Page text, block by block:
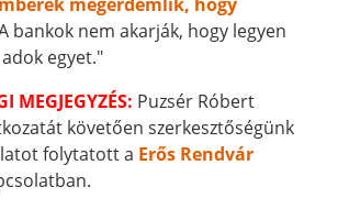
bankok nem akarják, hogy legyen
egyet."
MEGJEGYZÉS: Puzsér Róbert
követően szerkesztőségünk
folytatott a Erős Rendvár